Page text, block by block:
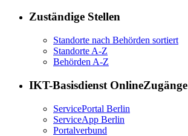
Zuständige Stellen
Standorte nach Behörden sortiert
Standorte A-Z
Behörden A-Z
IKT-Basisdienst OnlineZugänge
ServicePortal Berlin
ServiceApp Berlin
Portalverbund